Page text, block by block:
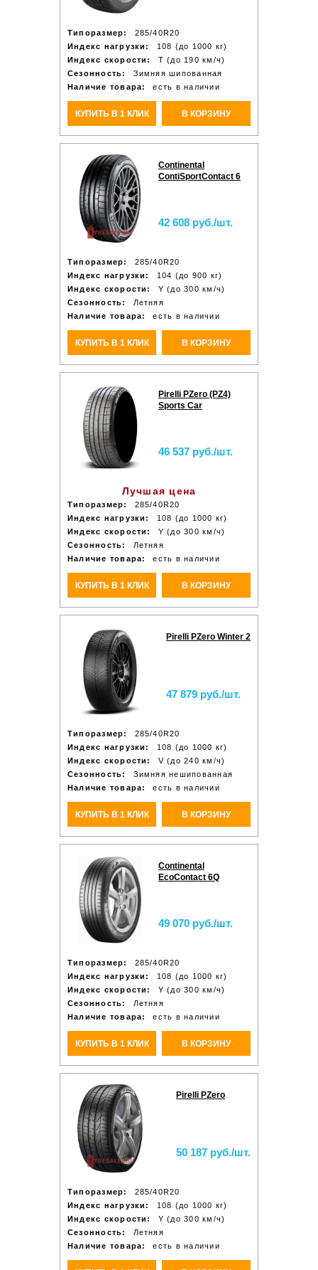
Типоразмер:
285/40R20
Индекс нагрузки:
108 (до 1000 кг)
Индекс скорости:
T (до 190 км/ч)
Сезонность:
Зимняя шипованная
Наличие товара:
есть в наличии
КУПИТЬ В 1 КЛИК В КОРЗИНУ
Continental
ContiSportContact 6
42 608 руб./шт.
Типоразмер:
285/40R20
Индекс нагрузки:
104 (до 900 кг)
Индекс скорости:
Y (до 300 км/ч)
Сезонность:
Летняя
Наличие товара:
есть в наличии
КУПИТЬ В 1 КЛИК В КОРЗИНУ
Pirelli PZero (PZ4)
Sports Car
46 537 руб./шт.
Лучшая цена
Типоразмер:
285/40R20
Индекс нагрузки:
108 (до 1000 кг)
Индекс скорости:
Y (до 300 км/ч)
Сезонность:
Летняя
Наличие товара:
есть в наличии
КУПИТЬ В 1 КЛИК В КОРЗИНУ
Pirelli PZero Winter 2
47 879 руб./шт.
Типоразмер:
285/40R20
Индекс нагрузки:
108 (до 1000 кг)
Индекс скорости:
V (до 240 км/ч)
Сезонность:
Зимняя нешипованная
Наличие товара:
есть в наличии
КУПИТЬ В 1 КЛИК В КОРЗИНУ
Continental
EcoContact 6Q
49 070 руб./шт.
Типоразмер:
285/40R20
Индекс нагрузки:
108 (до 1000 кг)
Индекс скорости:
Y (до 300 км/ч)
Сезонность:
Летняя
Наличие товара:
есть в наличии
КУПИТЬ В 1 КЛИК В КОРЗИНУ
Pirelli PZero
50 187 руб./шт.
Типоразмер:
285/40R20
Индекс нагрузки:
108 (до 1000 кг)
Индекс скорости:
Y (до 300 км/ч)
Сезонность:
Летняя
Наличие товара:
есть в наличии